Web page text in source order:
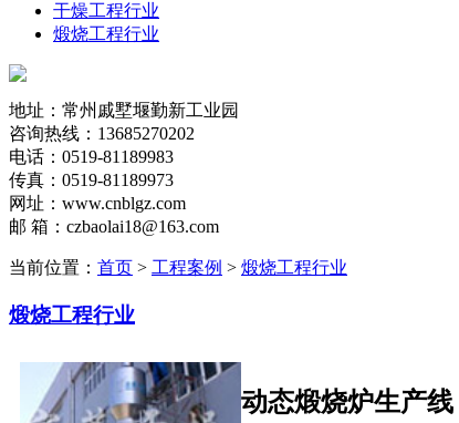
干燥工程行业
煅烧工程行业
地址：常州戚墅堰勤新工业园
咨询热线：13685270202
电话：0519-81189983
传真：0519-81189973
网址：www.cnblgz.com
邮 箱：czbaolai18@163.com
当前位置： 首页 > 工程案例 > 煅烧工程行业
煅烧工程行业
动态煅烧炉生产线